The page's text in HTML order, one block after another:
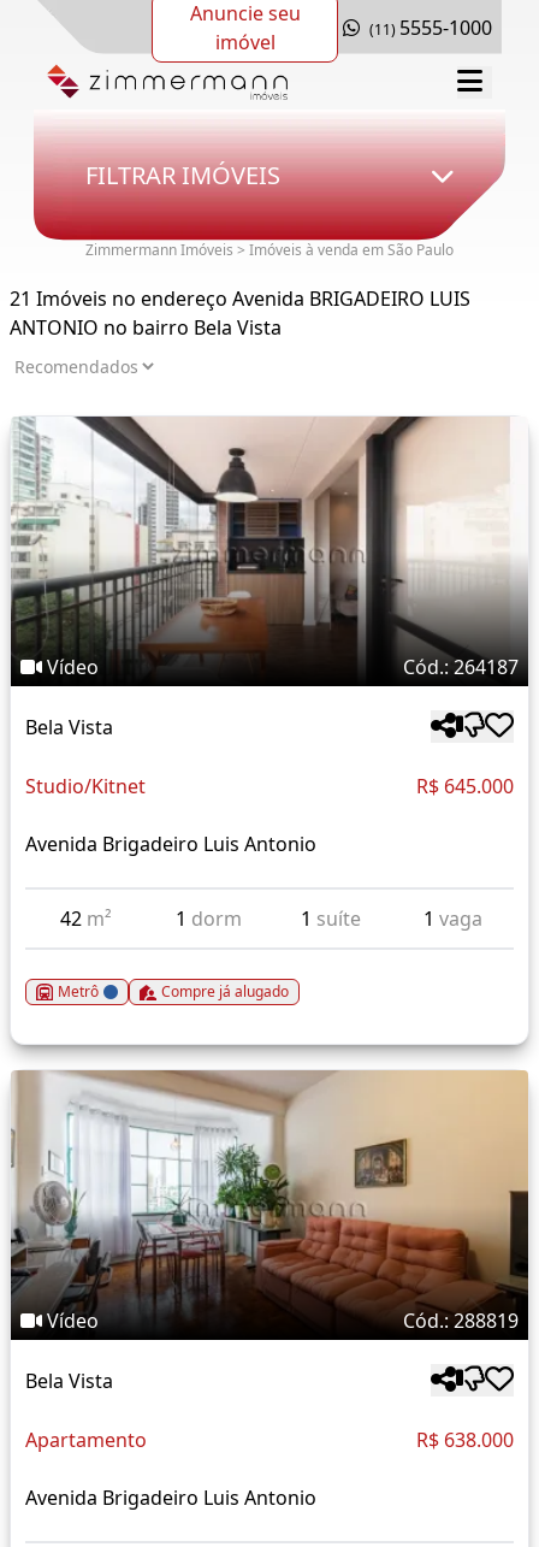
Anuncie seu
imóvel
(11) 5555-1000
FILTRAR IMÓVEIS
Zimmermann Imóveis > Imóveis à venda em São Paulo
21 Imóveis no endereço Avenida BRIGADEIRO LUIS
ANTONIO no bairro Bela Vista
Vídeo Cód.: 264187
Bela Vista
Studio/Kitnet R$ 645.000
Avenida Brigadeiro Luis Antonio
42 m² 1 dorm 1 suíte 1 vaga
Metrô Compre já alugado
Vídeo Cód.: 288819
Bela Vista
Apartamento R$ 638.000
Avenida Brigadeiro Luis Antonio